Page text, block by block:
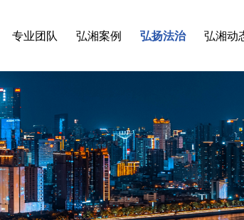
专业团队 弘湘案例 弘扬法治 弘湘动